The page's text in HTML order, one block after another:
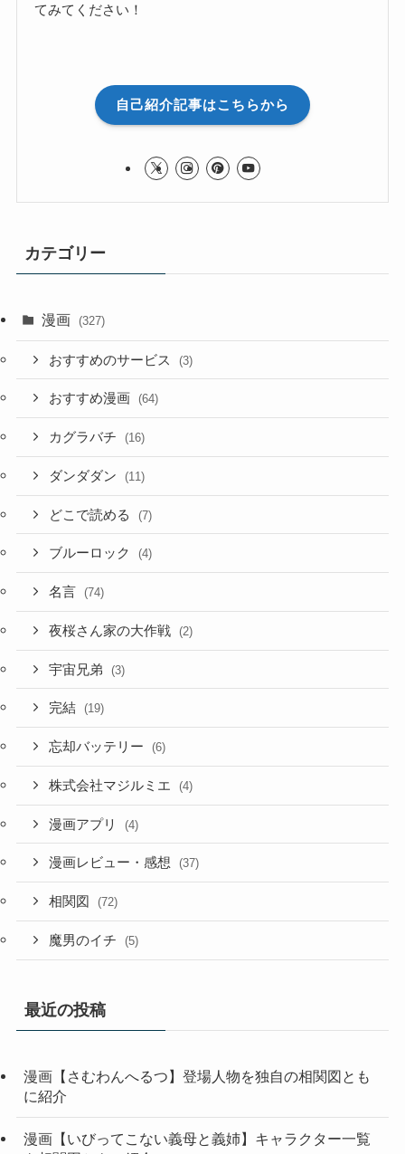
てみてください！
自己紹介記事はこちらから
カテゴリー
漫画 (327)
おすすめのサービス (3)
おすすめ漫画 (64)
カグラバチ (16)
ダンダダン (11)
どこで読める (7)
ブルーロック (4)
名言 (74)
夜桜さん家の大作戦 (2)
宇宙兄弟 (3)
完結 (19)
忘却バッテリー (6)
株式会社マジルミエ (4)
漫画アプリ (4)
漫画レビュー・感想 (37)
相関図 (72)
魔男のイチ (5)
最近の投稿
漫画【さむわんへるつ】登場人物を独自の相関図とも
に紹介
漫画【いびってこない義母と義姉】キャラクター一覧